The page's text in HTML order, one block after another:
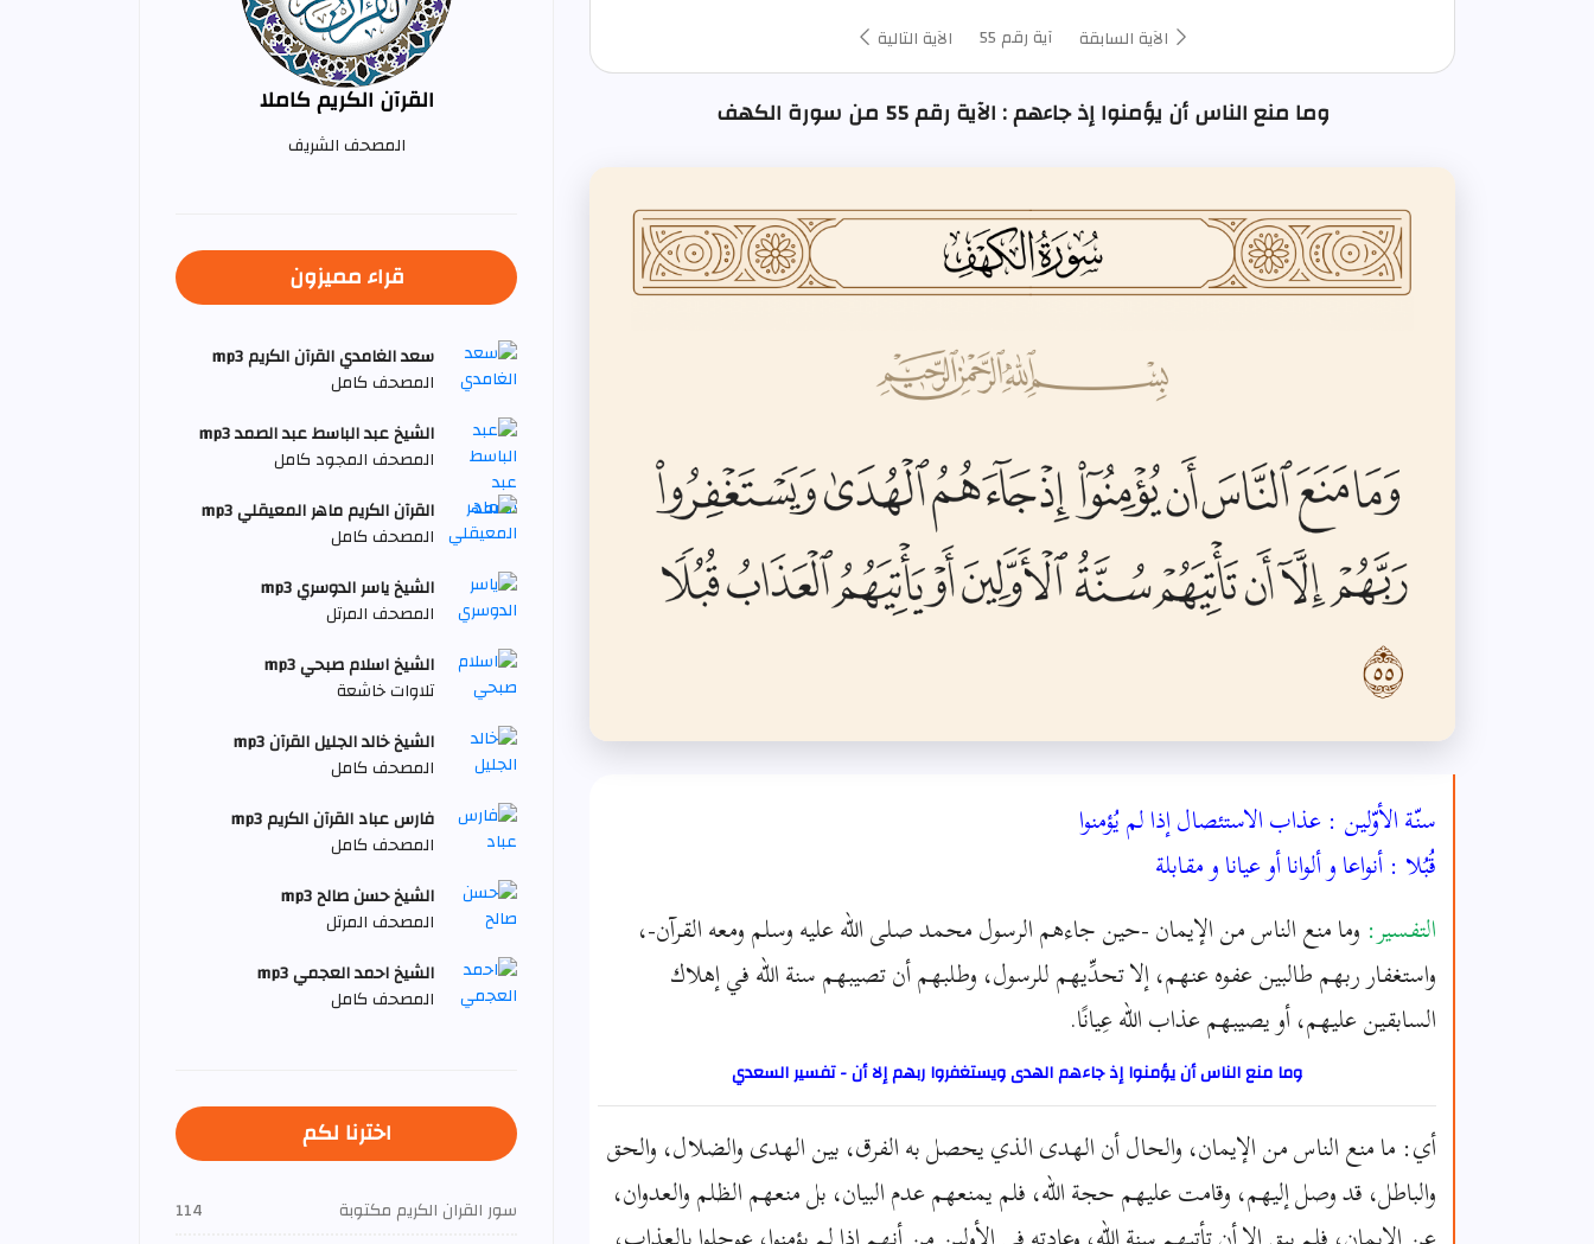
الآية السابقة آية رقم 55 الآية التالية
وما منع الناس أن يؤمنوا إذ جاءهم : الآية رقم 55 من سورة الكهف
سنّة الأوّلين : عذاب الاستئصال إذا لم يُؤمنوا
قُبُلا : أنواعا و ألوانا أو عيانا و مقابلة
التفسير: وما منع الناس من الإيمان -حين جاءهم الرسول محمد صلى الله عليه وسلم ومعه القرآن-،
واستغفار ربهم طالبين عفوه عنهم، إلا تحدِّيهم للرسول، وطلبهم أن تصيبهم سنة الله في إهلاك
السابقين عليهم، أو يصيبهم عذاب الله عِيانًا.
وما منع الناس أن يؤمنوا إذ جاءهم الهدى ويستغفروا ربهم إلا أن - تفسير السعدي
أي: ما منع الناس من الإيمان، والحال أن الهدى الذي يحصل به الفرق، بين الهدى والضلال، والحق
والباطل، قد وصل إليهم، وقامت عليهم حجة الله، فلم يمنعهم عدم البيان، بل منعهم الظلم والعدوان،
القرآن الكريم كاملا
المصحف الشريف
قراء مميزون
سعد الغامدي القرآن الكريم mp3
المصحف كامل
الشيخ عبد الباسط عبد الصمد mp3
المصحف المجود كامل
القرآن الكريم ماهر المعيقلي mp3
المصحف كامل
الشيخ ياسر الدوسري mp3
المصحف المرتل
الشيخ اسلام صبحي mp3
تلاوات خاشعة
الشيخ خالد الجليل القرآن mp3
المصحف كامل
فارس عباد القرآن الكريم mp3
المصحف كامل
الشيخ حسن صالح mp3
المصحف المرتل
الشيخ احمد العجمي mp3
المصحف كامل
اخترنا لكم
سور القران الكريم مكتوبة
114